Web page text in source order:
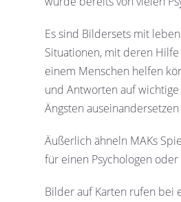
Es sind Bildersets mit
Situationen, mit deren
einem Menschen helfen
und Antworten auf
Ängsten
Äußerlich ähneln MAKs
für einen Psychologen oder
Bilder auf Karten rufen bei